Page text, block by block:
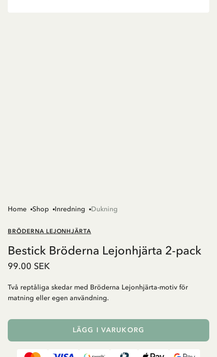
Home Shop Inredning Dukning
BRÖDERNA LEJONHJÄRTA
Bestick Bröderna Lejonhjärta 2-pack
99.00 SEK
Två reptåliga skedar med Bröderna Lejonhjärta-motiv för
matning eller egen användning.
LÄGG I VARUKORG